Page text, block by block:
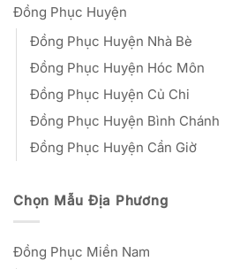
Đồng Phục Huyện
Đồng Phục Huyện Nhà Bè
Đồng Phục Huyện Hóc Môn
Đồng Phục Huyện Củ Chi
Đồng Phục Huyện Bình Chánh
Đồng Phục Huyện Cần Giờ
Chọn Mẫu Địa Phương
Đồng Phục Miền Nam